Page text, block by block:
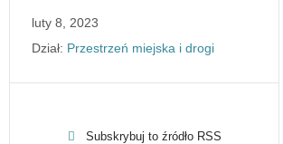
luty 8, 2023
Dział: Przestrzeń miejska i drogi
Subskrybuj to źródło RSS